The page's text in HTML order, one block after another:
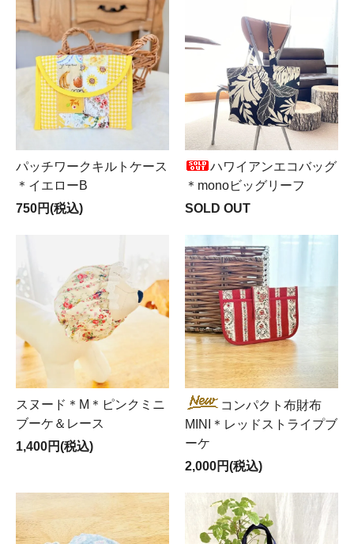
パッチワークキルトケース
＊イエローB
750円(税込)
ハワイアンエコバッグ
＊monoビッグリーフ
SOLD OUT
スヌード＊M＊ピンクミニ
ブーケ＆レース
1,400円(税込)
コンパクト布財布
MINI＊レッドストライプブ
ーケ
2,000円(税込)